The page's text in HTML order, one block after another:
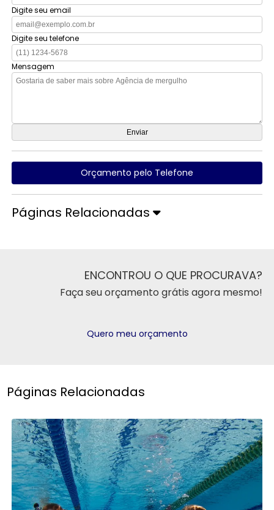
Digite seu email
Digite seu telefone
Mensagem
Orçamento pelo Telefone
Páginas Relacionadas
ENCONTROU O QUE PROCURAVA?
Faça seu orçamento grátis agora mesmo!
Quero meu orçamento
Páginas Relacionadas